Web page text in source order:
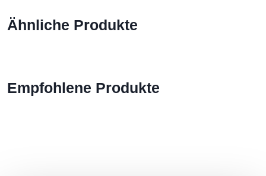
Ähnliche Produkte
Empfohlene Produkte